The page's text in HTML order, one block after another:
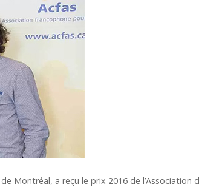
Montréal, a reçu le prix 2016 de l’Association